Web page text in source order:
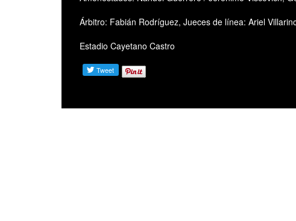
Árbitro: Fabián Rodríguez, Jueces de línea: Ariel
Estadio Cayetano Castro